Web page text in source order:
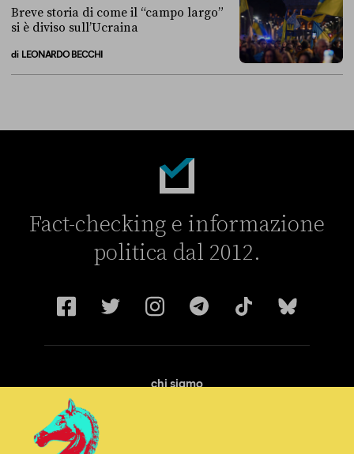
Breve storia di come il “campo largo”
si è diviso sull’Ucraina
di LEONARDO BECCHI
Fact-checking e informazione
politica dal 2012.
chi siamo